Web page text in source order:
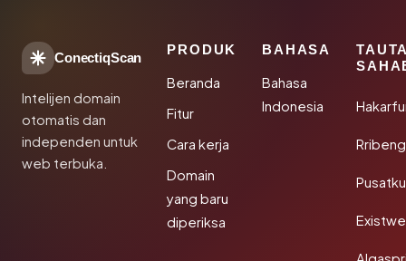
ConectiqScan
Intelijen domain
otomatis dan
independen untuk
web terbuka.
PRODUK
Beranda
Fitur
Cara kerja
Domain
yang baru
diperiksa
BAHASA
Bahasa
Indonesia